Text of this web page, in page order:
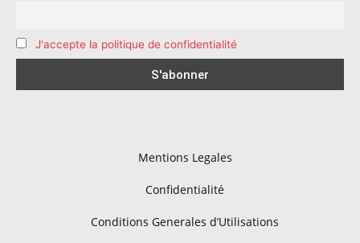
J'accepte la politique de confidentialité
Mentions Legales
Confidentialité
Conditions Generales d’Utilisations